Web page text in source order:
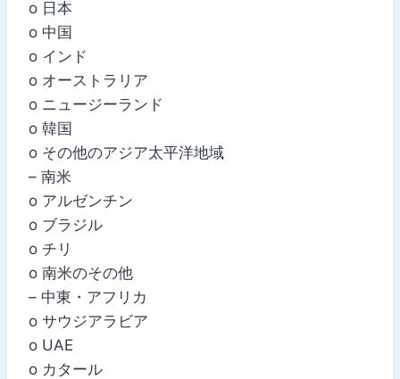
o 日本
o 中国
o インド
o オーストラリア
o ニュージーランド
o 韓国
o その他のアジア太平洋地域
– 南米
o アルゼンチン
o ブラジル
o チリ
o 南米のその他
– 中東・アフリカ
o サウジアラビア
o UAE
o カタール